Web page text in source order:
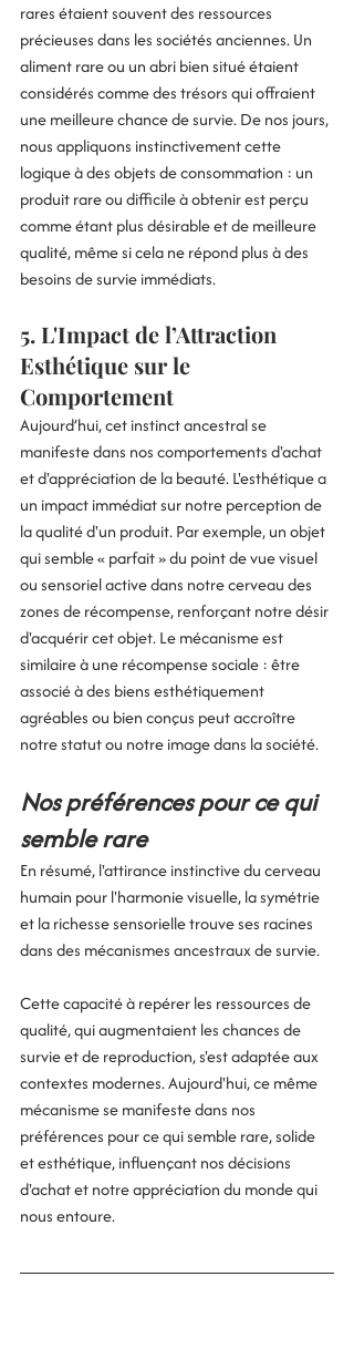
rares étaient souvent des ressources
précieuses dans les sociétés anciennes. Un
aliment rare ou un abri bien situé étaient
considérés comme des trésors qui offraient
une meilleure chance de survie. De nos jours,
nous appliquons instinctivement cette
logique à des objets de consommation : un
produit rare ou difficile à obtenir est perçu
comme étant plus désirable et de meilleure
qualité, même si cela ne répond plus à des
besoins de survie immédiats.
5. L'Impact de l’Attraction
Esthétique sur le
Comportement
Aujourd’hui, cet instinct ancestral se
manifeste dans nos comportements d'achat
et d'appréciation de la beauté. L'esthétique a
un impact immédiat sur notre perception de
la qualité d'un produit. Par exemple, un objet
qui semble « parfait » du point de vue visuel
ou sensoriel active dans notre cerveau des
zones de récompense, renforçant notre désir
d'acquérir cet objet. Le mécanisme est
similaire à une récompense sociale : être
associé à des biens esthétiquement
agréables ou bien conçus peut accroître
notre statut ou notre image dans la société.
Nos préférences pour ce qui
semble rare
En résumé, l'attirance instinctive du cerveau
humain pour l'harmonie visuelle, la symétrie
et la richesse sensorielle trouve ses racines
dans des mécanismes ancestraux de survie.
Cette capacité à repérer les ressources de
qualité, qui augmentaient les chances de
survie et de reproduction, s'est adaptée aux
contextes modernes. Aujourd'hui, ce même
mécanisme se manifeste dans nos
préférences pour ce qui semble rare, solide
et esthétique, influençant nos décisions
d'achat et notre appréciation du monde qui
nous entoure.